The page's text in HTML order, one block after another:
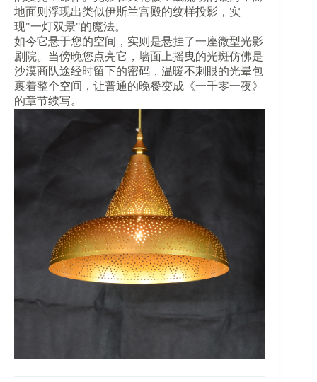
地面则浮现出类似伊斯兰宫殿的纹样投影，实
现"一灯双景"的魔法。
如今它悬于您的空间，实则是悬挂了一座微型光影
剧院。当傍晚您点亮它，墙面上摇曳的光斑仿佛是
沙漠商队途经时留下的密码，温暖不刺眼的光晕包
裹着整个空间，让普通的晚餐变成《一千零一夜》
的章节续写。